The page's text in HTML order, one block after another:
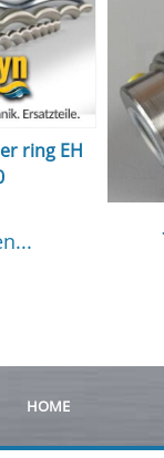
ring EH
HOME